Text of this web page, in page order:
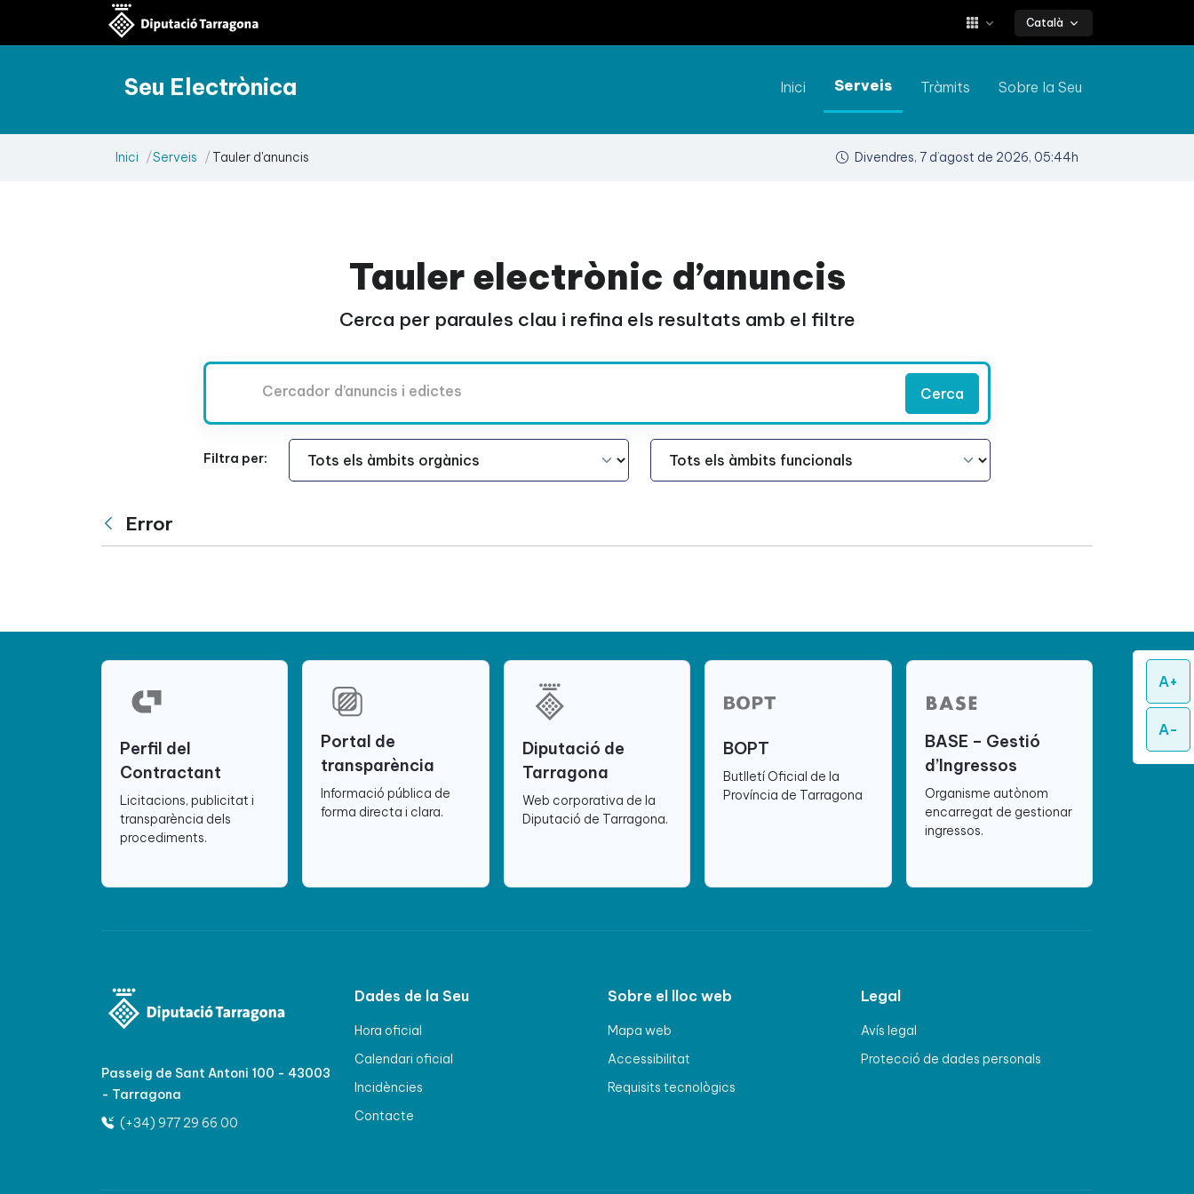
A+
A-
Català
Seu Electrònica Inici Serveis Tràmits Sobre la Seu
Inici Serveis Tauler d'anuncis Divendres, 7 d’agost de 2026, 05:44h
Tauler electrònic d’anuncis
Cerca per paraules clau i refina els resultats amb el filtre
Cerca
Filtra per:
Àmbit Funcional Àmbit Funcional
Vés enrere
Error
Perfil del
Contractant
Licitacions, publicitat i
transparència dels
procediments.
Portal de
transparència
Informació pública de
forma directa i clara.
Diputació de
Tarragona
Web corporativa de la
Diputació de Tarragona.
BOPT
Butlletí Oficial de la
Província de Tarragona
BASE – Gestió
d’Ingressos
Organisme autònom
encarregat de gestionar
ingressos.
Passeig de Sant Antoni 100 - 43003
- Tarragona
(+34) 977 29 66 00
Dades de la Seu
Hora oficial
Calendari oficial
Incidències
Contacte
Sobre el lloc web
Mapa web
Accessibilitat
Requisits tecnològics
Legal
Avís legal
Protecció de dades personals